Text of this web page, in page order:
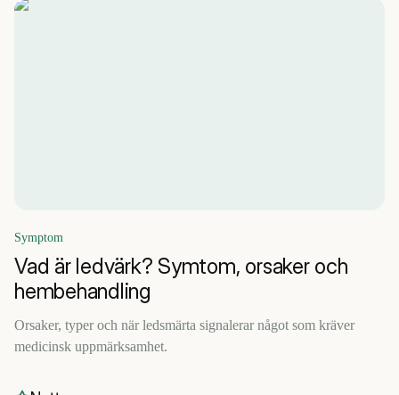
Symptom
Vad är ledvärk? Symtom, orsaker och
hembehandling
Orsaker, typer och när ledsmärta signalerar något som kräver
medicinsk uppmärksamhet.